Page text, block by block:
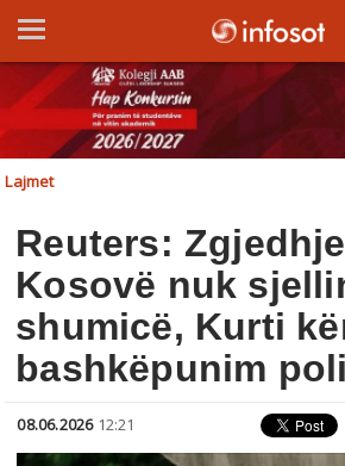
Lajmet
Reuters:
Kosovë nuk
shumicë, Kurti
bashkëpunim
08.06.2026 12:21